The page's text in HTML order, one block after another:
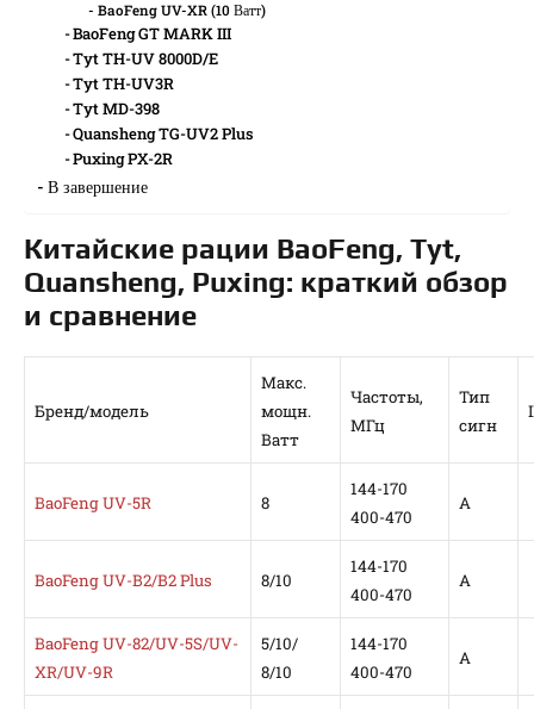
BaoFeng UV-XR (10 Ватт)
BaoFeng GT MARK III
Tyt TH-UV 8000D/E
Tyt TH-UV3R
Tyt MD-398
Quansheng TG-UV2 Plus
Puxing PX-2R
В завершение
Китайские рации BaoFeng, Tyt,
Quansheng, Puxing: краткий обзор
и сравнение
Бренд/модель
Макс.
мощн.
Ватт
Частоты,
МГц
Тип
сигн
BaoFeng UV-5R 8
144-170
400-470
А
BaoFeng UV-B2/B2 Plus 8/10
144-170
400-470
А
BaoFeng UV-82/UV-5S/UV-
XR/UV-9R
5/10/
8/10
144-170
400-470
А